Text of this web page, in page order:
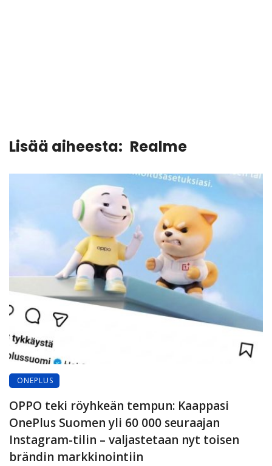
Lisää aiheesta: Realme
ONEPLUS
OPPO teki röyhkeän tempun: Kaappasi
OnePlus Suomen yli 60 000 seuraajan
Instagram-tilin – valjastetaan nyt toisen
brändin markkinointiin